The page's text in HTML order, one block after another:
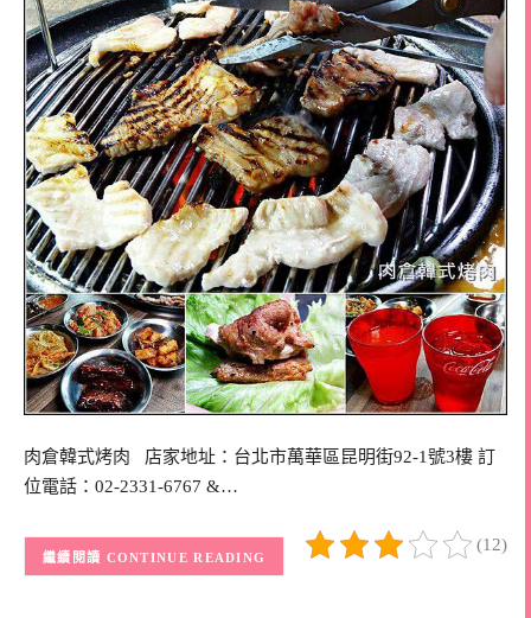
肉倉韓式烤肉 店家地址：台北市萬華區昆明街92-1號3樓 訂
位電話：02-2331-6767 &…
(12)
CONTINUE READING